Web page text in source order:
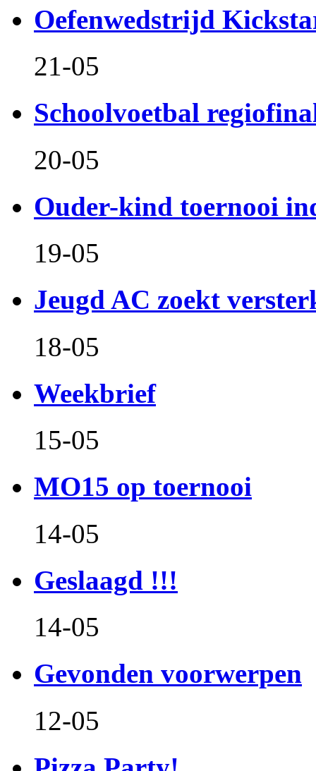
Oefenwedstrijd
21-05
Schoolvoetbal
20-05
Ouder-kind toernooi
19-05
Jeugd AC zoekt
18-05
Weekbrief
15-05
MO15 op toernooi
14-05
Geslaagd !!!
14-05
Gevonden voorwerpen
12-05